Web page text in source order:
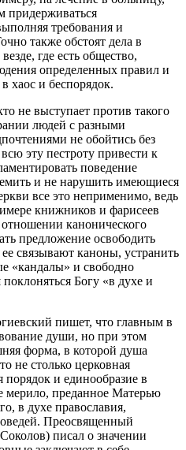
придерживаться
требования и
также обстоят дела в
где есть общество,
определенных правил и
хаос и беспорядок.
не выступает против такого
людей с разными
не обойтись без
эту пестроту привести к
поведение
и не нарушить имеющиеся
все это неприменимо, ведь
книжников и фарисеев
отношении канонического
предложение освободить
связывают каноны, устранить
«кандалы» и свободно
Богу «в духе и
пишет, что главным в
души, но при этом
форма, в которой душа
не столько церковная
и единообразие в
мерило, преданное Матерью
в духе православия,
Преосвященный
писал о значении